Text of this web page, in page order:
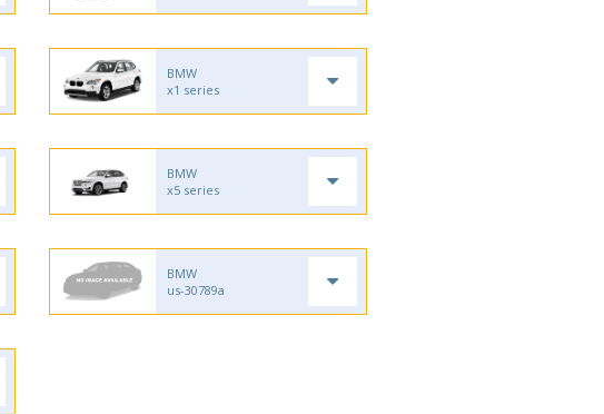
BMW
x1 series
BMW
x5 series
BMW
us-30789a